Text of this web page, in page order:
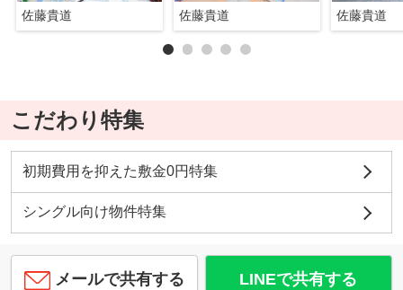
佐藤貴道 佐藤貴道 佐藤貴道
こだわり特集
初期費用を抑えた敷金0円特集
シングル向け物件特集
メールで共有する LINEで共有する